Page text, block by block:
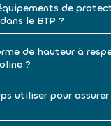
de
le BTP ?
de hauteur à
?
utiliser pour assurer